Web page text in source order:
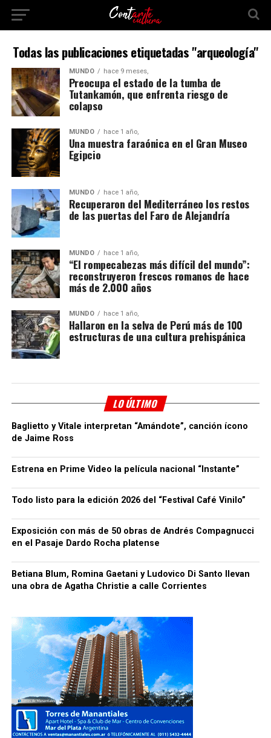
Todas las publicaciones etiquetadas "arqueología"
MUNDO hace 9 meses,
Preocupa el estado de la tumba de
Tutankamón, que enfrenta riesgo de
colapso
MUNDO hace 1 año,
Una muestra faraónica en el Gran Museo
Egipcio
MUNDO hace 1 año,
Recuperaron del Mediterráneo los restos
de las puertas del Faro de Alejandría
MUNDO hace 1 año,
“El rompecabezas más difícil del mundo”:
reconstruyeron frescos romanos de hace
más de 2.000 años
MUNDO hace 1 año,
Hallaron en la selva de Perú más de 100
estructuras de una cultura prehispánica
LO ÚLTIMO
Baglietto y Vitale interpretan “Amándote”, canción ícono
de Jaime Ross
Estrena en Prime Video la película nacional “Instante”
Todo listo para la edición 2026 del “Festival Café Vinilo”
Exposición con más de 50 obras de Andrés Compagnucci
en el Pasaje Dardo Rocha platense
Betiana Blum, Romina Gaetani y Ludovico Di Santo llevan
una obra de Agatha Christie a calle Corrientes